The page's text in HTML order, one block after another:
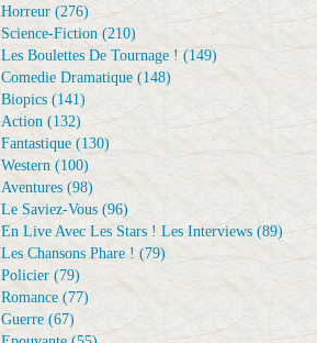
Horreur (276)
Science-Fiction (210)
Les Boulettes De Tournage ! (149)
Comedie Dramatique (148)
Biopics (141)
Action (132)
Fantastique (130)
Western (100)
Aventures (98)
Le Saviez-Vous (96)
En Live Avec Les Stars ! Les Interviews (89)
Les Chansons Phare ! (79)
Policier (79)
Romance (77)
Guerre (67)